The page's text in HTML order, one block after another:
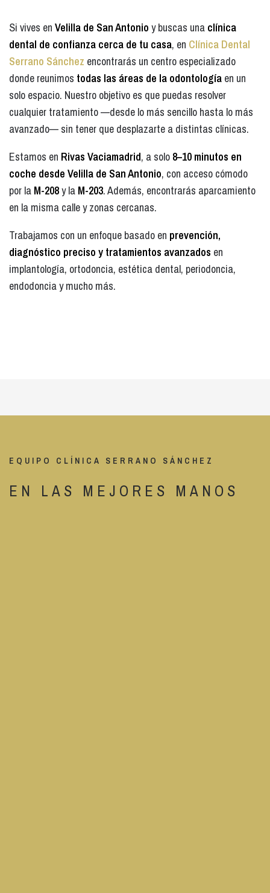
Si vives en Velilla de San Antonio y buscas una clínica
dental de confianza cerca de tu casa, en Clínica Dental
Serrano Sánchez encontrarás un centro especializado
donde reunimos todas las áreas de la odontología en un
solo espacio. Nuestro objetivo es que puedas resolver
cualquier tratamiento —desde lo más sencillo hasta lo más
avanzado— sin tener que desplazarte a distintas clínicas.
Estamos en Rivas Vaciamadrid, a solo 8–10 minutos en
coche desde Velilla de San Antonio, con acceso cómodo
por la M-208y la M-203. Además, encontrarás aparcamiento
en la misma calle y zonas cercanas.
Trabajamos con un enfoque basado en prevención,
diagnóstico preciso y tratamientos avanzados en
implantología, ortodoncia, estética dental, periodoncia,
endodoncia y mucho más.
EQUIPO CLÍNICA SERRANO SÁNCHEZ
EN LAS MEJORES MANOS